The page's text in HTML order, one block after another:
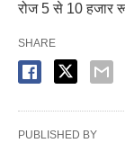
रोज 5 से 10 हजार
SHARE
PUBLISHED BY